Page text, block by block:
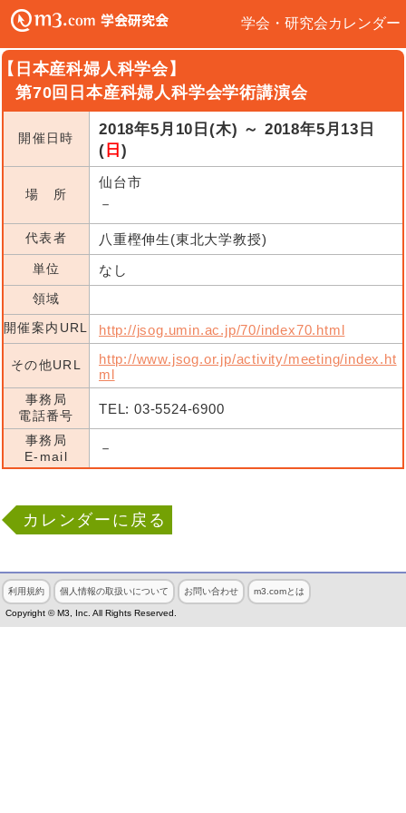
学会・研究会カレンダー
日本産科婦人科学会】
第70回日本産科婦人科学会学術講演会
開催日時
2018年5月10日(木) ～ 2018年5月13日
( 日 )
場 所
仙台市
－
代表者 八重樫伸生(東北大学教授)
単位 なし
領域
開催案内URL
http://jsog.umin.ac.jp/70/index70.html
その他URL
http://www.jsog.or.jp/activity/meeting/index.ht
ml
事務局
電話番号
TEL: 03-5524-6900
事務局
E-mail
－
カレンダーに戻る
利用規約 個人情報の取扱いについて お問い合わせ m3.comとは
Copyright © M3, Inc. All Rights Reserved.